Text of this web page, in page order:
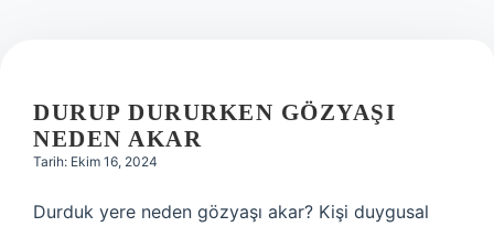
DURUP DURURKEN GÖZYAŞI
NEDEN AKAR
Tarih: Ekim 16, 2024
Durduk yere neden gözyaşı akar? Kişi duygusal